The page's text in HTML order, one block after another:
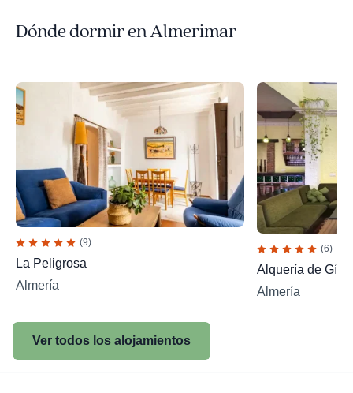
Dónde dormir en Almerimar
(9)
La Peligrosa
Almería
(6)
Alquería de Gítar
Almería
Ver todos los alojamientos